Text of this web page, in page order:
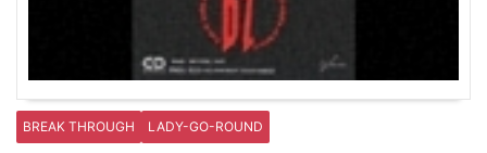
BREAK THROUGH LADY-GO-ROUND